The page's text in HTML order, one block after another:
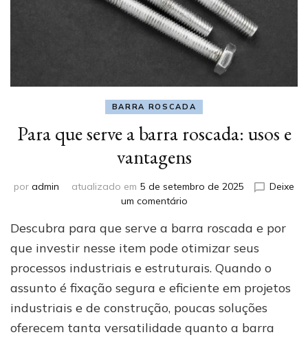
BARRA ROSCADA
Para que serve a barra roscada: usos e
vantagens
por admin atualizado em 5 de setembro de 2025
Deixe
um comentárioem
que
serve
barra
roscada:
e
vantagens
Descubra para que serve a barra roscada e por
que investir nesse item pode otimizar seus
processos industriais e estruturais. Quando o
assunto é fixação segura e eficiente em projetos
industriais e de construção, poucas soluções
oferecem tanta versatilidade quanto a barra